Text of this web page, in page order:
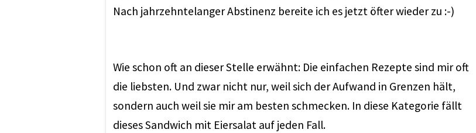
Nach jahrzehntelanger Abstinenz bereite ich es jetzt öfter wieder zu :-)
Wie schon oft an dieser Stelle erwähnt: Die einfachen Rezepte sind mir oft
die liebsten. Und zwar nicht nur, weil sich der Aufwand in Grenzen hält,
sondern auch weil sie mir am besten schmecken. In diese Kategorie fällt
dieses Sandwich mit Eiersalat auf jeden Fall.